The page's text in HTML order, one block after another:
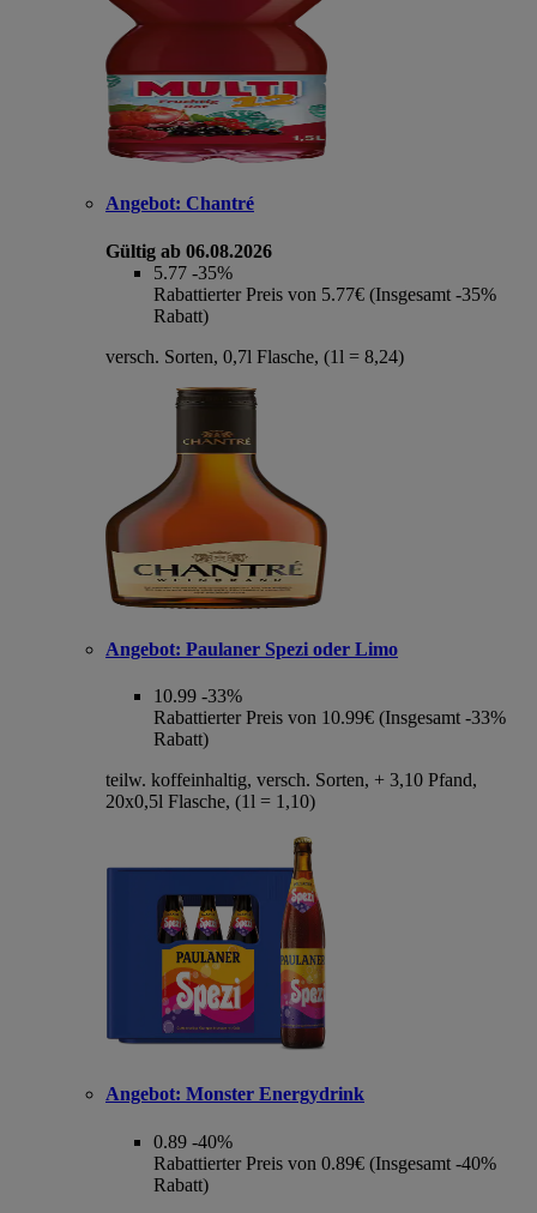
Angebot: Chantré
Gültig ab 06.08.2026
5.77 -35%
Rabattierter Preis von 5.77€ (Insgesamt -35%
Rabatt)
versch. Sorten, 0,7l Flasche, (1l = 8,24)
Angebot: Paulaner Spezi oder Limo
10.99 -33%
Rabattierter Preis von 10.99€ (Insgesamt -33%
Rabatt)
teilw. koffeinhaltig, versch. Sorten, + 3,10 Pfand,
20x0,5l Flasche, (1l = 1,10)
Angebot: Monster Energydrink
0.89 -40%
Rabattierter Preis von 0.89€ (Insgesamt -40%
Rabatt)